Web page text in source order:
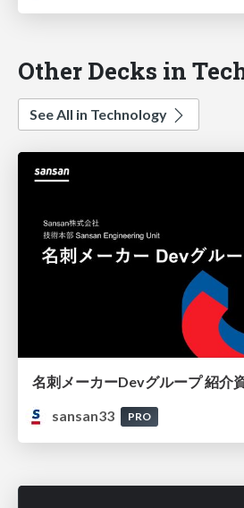
Other Decks in
See All in Technology
名刺メーカーDevグループ 紹介
sansan33
PRO